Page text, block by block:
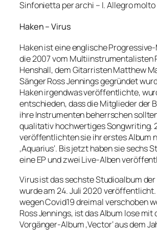
Sinfonietta per archi – I. Allegro molto
Haken – Virus
Haken ist eine englische
die 2007 vom Multiinstrumentalisten
Henshall, dem Gitarristen Matthew
Sänger Ross Jennings gegründet
Haken irgendwas veröffentlichte,
entschieden, dass die Mitglieder der
ihre Instrumenten beherrschen
qualitativ hochwertiges Songwriting.
veröffentlichten sie ihr erstes Album
‚Aquarius‘. Bis jetzt haben sie sechs
eine EP und zwei Live-Alben
Virus ist das sechste Studioalbum der
wurde am 24. Juli 2020
wegen Covid19 dreimal verschoben
Ross Jennings, ist das Album lose mit
Vorgänger-Album ‚Vector‘ aus dem